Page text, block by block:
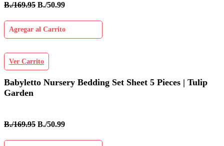
B./169.95 B./50.99
Agregar al Carrito
Ver Carrito
Babyletto Nursery Bedding Set Sheet 5 Pieces | Tulip
Garden
B./169.95 B./50.99